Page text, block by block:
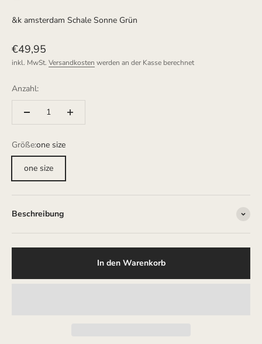
&k amsterdam Schale Sonne Grün
Angebot
€49,95
inkl. MwSt. Versandkosten werden an der Kasse berechnet
Anzahl:
Größe:one size
one size
Beschreibung
In den Warenkorb